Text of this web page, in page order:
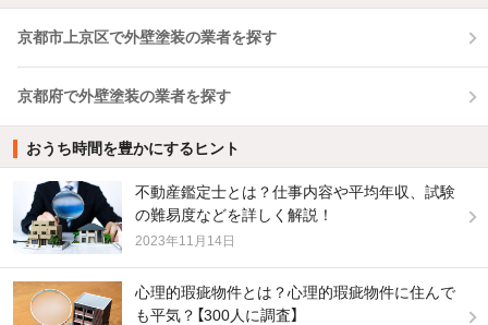
京都市上京区で外壁塗装の業者を探す
京都府で外壁塗装の業者を探す
おうち時間を豊かにするヒント
不動産鑑定士とは？仕事内容や平均年収、試験
の難易度などを詳しく解説！
2023年11月14日
心理的瑕疵物件とは？心理的瑕疵物件に住んで
も平気？【300人に調査】